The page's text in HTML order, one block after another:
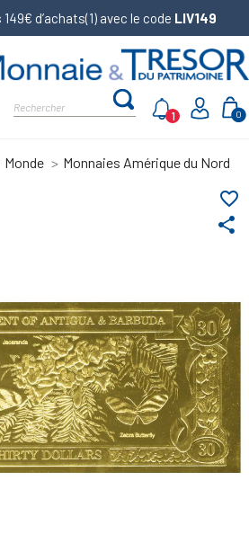
149€ d’achats(1) avec le code LIV149
0
1
Monde Monnaies Amérique du Nord
share
favorite_border